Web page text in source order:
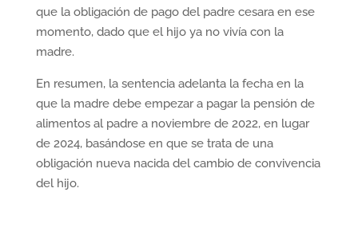
que la obligación de pago del padre cesara en ese
momento, dado que el hijo ya no vivía con la
madre.
En resumen, la sentencia adelanta la fecha en la
que la madre debe empezar a pagar la pensión de
alimentos al padre a noviembre de 2022, en lugar
de 2024, basándose en que se trata de una
obligación nueva nacida del cambio de convivencia
del hijo.